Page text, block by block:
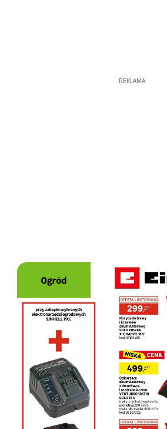
REKLAMA